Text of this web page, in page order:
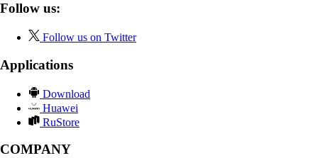
Follow us:
Follow us on Twitter
Applications
Download
Huawei
RuStore
COMPANY